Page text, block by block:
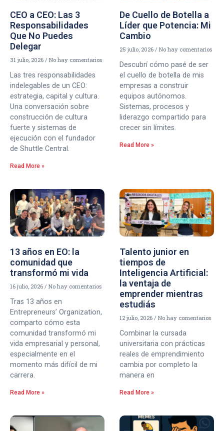
CEO a CEO: Las 3
Responsabilidades
Que No Puedes
Delegar
31 julio, 2026 No hay comentarios
Las tres responsabilidades
indelegables de un CEO:
estrategia, capital y cultura.
Una conversación sobre
construcción de cultura
fuerte y sistemas de
ejecución con el fundador
de Shuttle Central.
Read More »
De Cuello de Botella a
Líder que Potencia: Mi
Cambio
25 julio, 2026 No hay comentarios
Descubrí cómo pasé de ser
el cuello de botella de mis
empresas a construir
equipos autónomos.
Sistemas, procesos y
liderazgo compartido para
crecer sin límites.
Read More »
13 años en EO: la
comunidad que
transformó mi vida
16 julio, 2026 No hay comentarios
Tras 13 años en
Entrepreneurs’ Organization,
comparto cómo esta
comunidad transformó mi
vida empresarial y personal,
especialmente en el
momento más difícil de mi
carrera.
Read More »
Talento junior en
tiempos de
Inteligencia Artificial:
la ventaja de
emprender mientras
estudiás
12 julio, 2026 No hay comentarios
Combinar la cursada
universitaria con prácticas
reales de emprendimiento
cambia por completo la
manera en
Read More »